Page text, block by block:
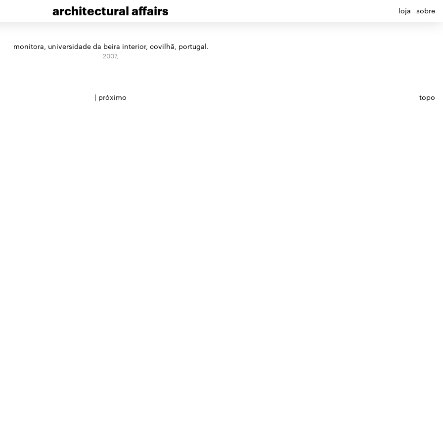
architectural affairs loja sobre
monitora, universidade da beira interior, covilhã, portugal.
2007,
| próximo topo